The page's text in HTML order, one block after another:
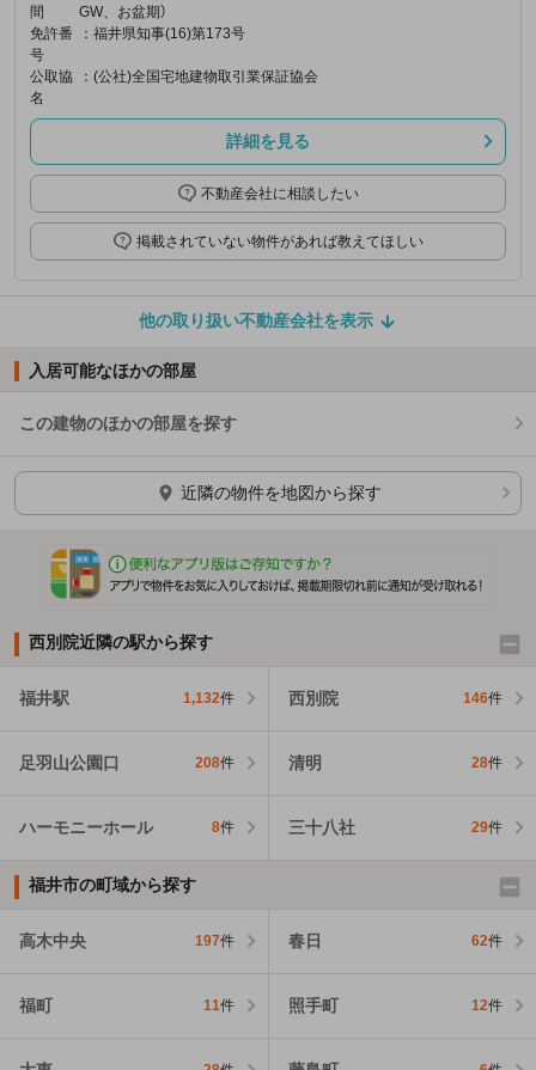
間
GW、お盆期）
免許番
号
：福井県知事(16)第173号
公取協
名
：(公社)全国宅地建物取引業保証協会
詳細を見る
不動産会社に相談したい
掲載されていない物件があれば教えてほしい
他の取り扱い不動産会社を表示
入居可能なほかの部屋
この建物のほかの部屋を探す
ほかの部屋を検索中…
近隣の物件を地図から探す
西別院近隣の駅から探す
福井駅 1,132件 西別院 146件
足羽山公園口 208件 清明 28件
ハーモニーホール 8件 三十八社 29件
福井市の町域から探す
高木中央 197件 春日 62件
福町 11件 照手町 12件